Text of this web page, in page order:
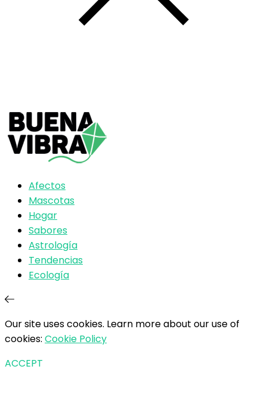
Afectos
Mascotas
Hogar
Sabores
Astrología
Tendencias
Ecología
Our site uses cookies. Learn more about our use of
cookies: Cookie Policy
ACCEPT